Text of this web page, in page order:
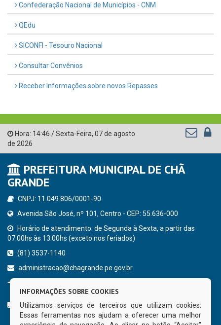
Confederação Nacional de Municípios - CNM
QEdu
SICONFI - Tesouro Nacional
Consultar Convênios
Receber Informações sobre novos Repasses
Hora: 14:46 /Sexta-Feira, 07 de agosto
de 2026
PREFEITURA MUNICIPAL DE CHÃ
GRANDE
CNPJ: 11.049.806/0001-90
Avenida São José, nº 101, Centro - CEP: 55.636-000
Horário de atendimento: de Segunda à Sexta, a partir das
07:00hs às 13:00hs (exceto nos feriados)
(81) 3537-1140
administracao@chagrande.pe.gov.br
CURTA NOSSA FAN PAGE
INFORMAÇÕES SOBRE COOKIES
Utilizamos serviços de terceiros que utilizam cookies.
Essas ferramentas nos ajudam a oferecer uma melhor